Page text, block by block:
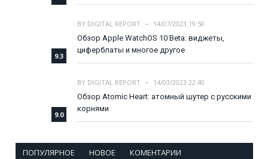
9.3
BY DIGITAL REPORT
14/07/2023 19:50
Обзор Apple WatchOS 10 Beta: виджеты,
циферблаты и многое другое
9.0
BY DIGITAL REPORT
14/03/2023 22:40
Обзор Atomic Heart: атомный шутер с русскими
корнями
ПОПУЛЯРНОЕ НОВОЕ КОМЕНТАРИИ